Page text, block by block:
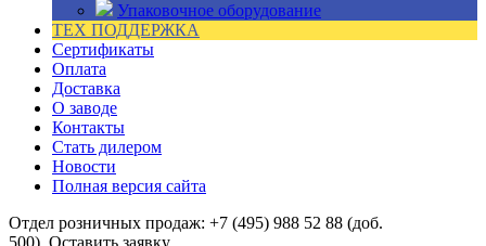
Упаковочное оборудование
ТЕХ ПОДДЕРЖКА
Сертификаты
Оплата
Доставка
О заводе
Контакты
Стать дилером
Новости
Полная версия сайта
Отдел розничных продаж: +7 (495) 988 52 88 (доб.
500) Оставить заявку